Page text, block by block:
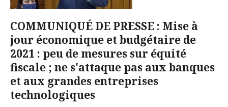
COMMUNIQUÉ DE PRESSE : Mise à
jour économique et budgétaire de
2021 : peu de mesures sur équité
fiscale ; ne s'attaque pas aux banques
et aux grandes entreprises
technologiques